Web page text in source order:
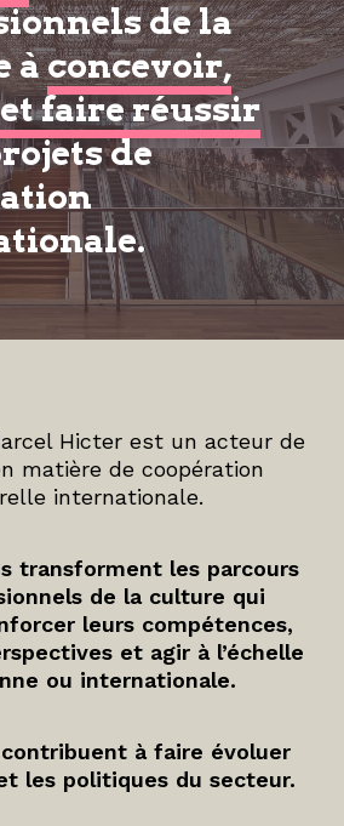
de la
àconcevoir,
faire réussir
de
Hicter est un acteur de
matière de coopération
internationale.
transforment les parcours
de la culture qui
leurs compétences,
et agir à l’échelle
ou internationale.
contribuent à faire évoluer
les politiques du secteur.